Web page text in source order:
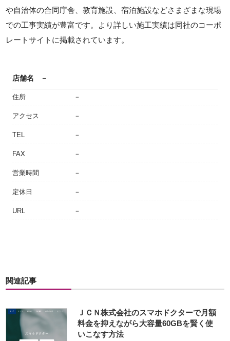
や自治体の合同庁舎、教育施設、宿泊施設などさまざまな現場
での工事実績が豊富です。より詳しい施工実績は同社のコーポ
レートサイトに掲載されています。
店舗名 －
住所 －
アクセス －
TEL －
FAX －
営業時間 －
定休日 －
URL －
関連記事
ＪＣＮ株式会社のスマホドクターで月額
料金を抑えながら大容量60GBを賢く使
いこなす方法